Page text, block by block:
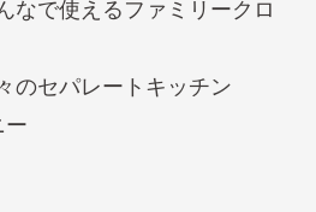
なで使えるファミリークロ
のセパレートキッチン
ー